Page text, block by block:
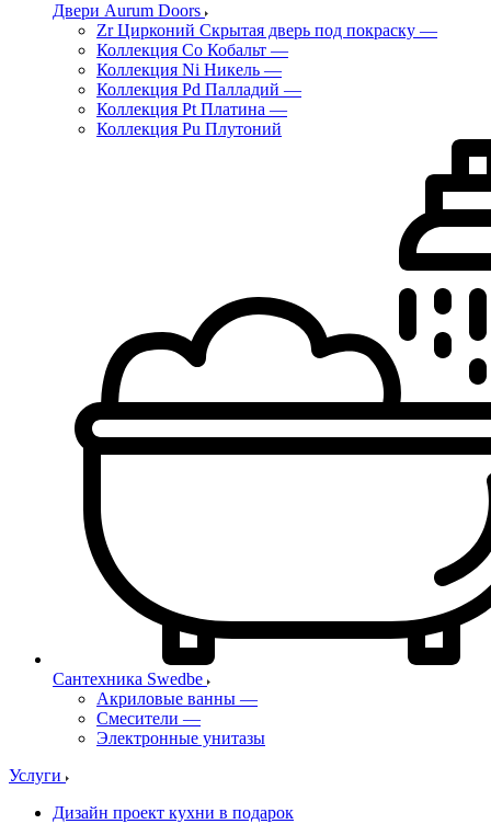
Двери Aurum Doors
Zr Цирконий Скрытая дверь под покраску —
Коллекция Co Кобальт —
Коллекция Ni Никель —
Коллекция Pd Палладий —
Коллекция Pt Платина —
Коллекция Pu Плутоний
Сантехника Swedbe
Акриловые ванны —
Смесители —
Электронные унитазы
Услуги
Дизайн проект кухни в подарок